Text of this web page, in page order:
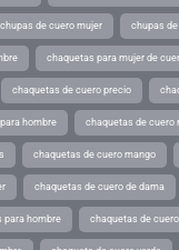
chupas de cuero mujer chupas
chaquetas para mujer de
chaquetas de cuero precio
hombre chaquetas de cuero
chaquetas de cuero mango
chaquetas de cuero de dama
para hombre chaquetas de